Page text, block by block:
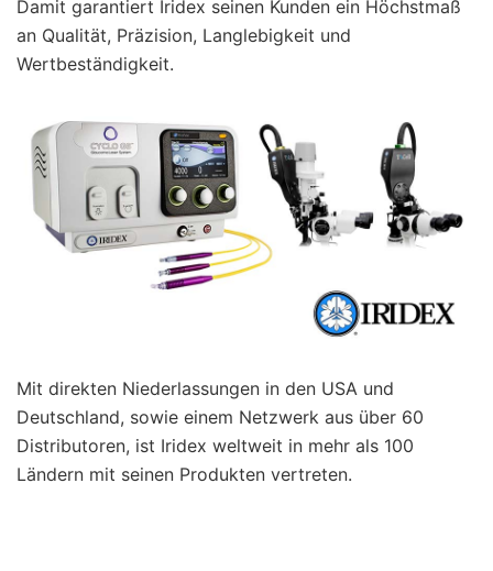
Damit garantiert Iridex seinen Kunden ein Höchstmaß
an Qualität, Präzision, Langlebigkeit und
Wertbeständigkeit.
Mit direkten Niederlassungen in den USA und
Deutschland, sowie einem Netzwerk aus über 60
Distributoren, ist Iridex weltweit in mehr als 100
Ländern mit seinen Produkten vertreten.